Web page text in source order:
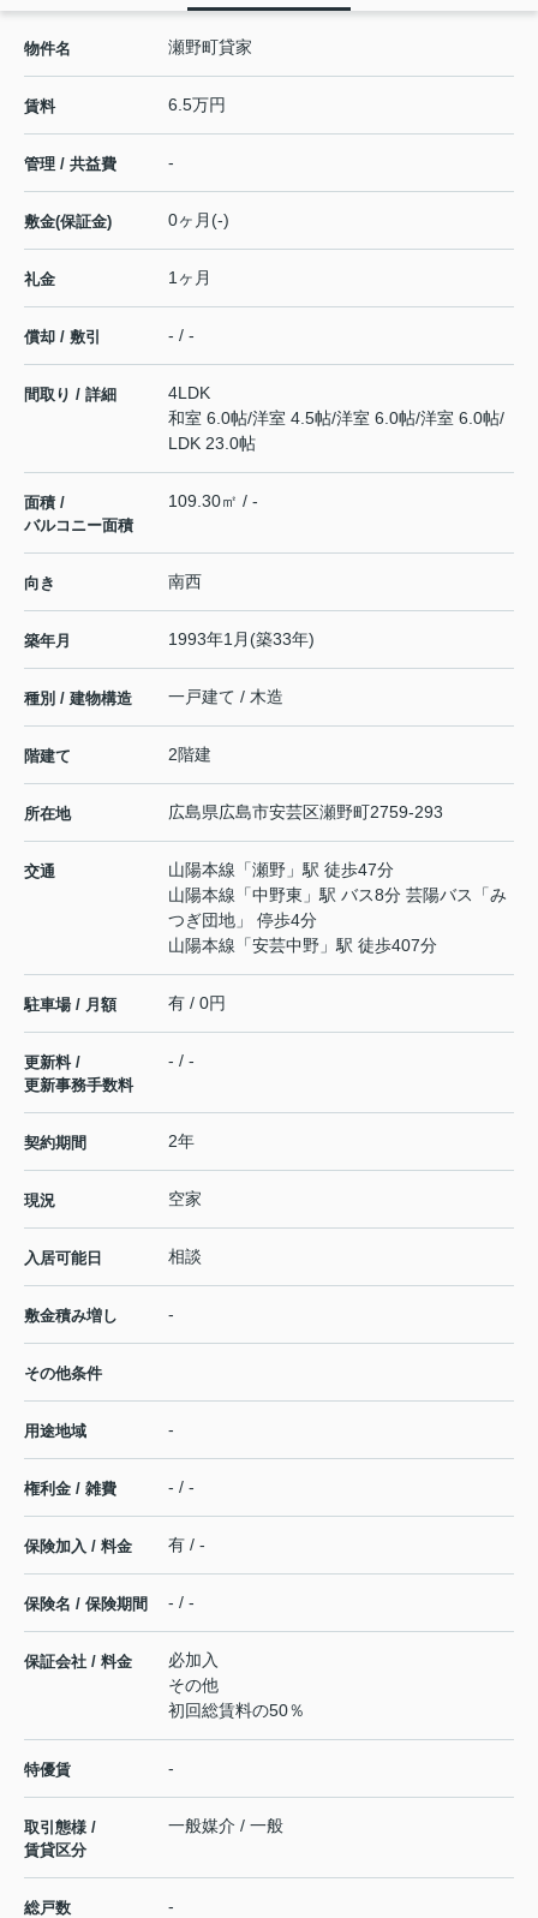
物件名 瀬野町貸家
賃料 6.5万円
管理 / 共益費 -
敷金(保証金) 0ヶ月(-)
礼金 1ヶ月
償却 / 敷引 - / -
間取り / 詳細
4LDK
和室 6.0帖/洋室 4.5帖/洋室 6.0帖/洋室 6.0帖/
LDK 23.0帖
面積 /
バルコニー面積
109.30㎡ / -
向き 南西
築年月 1993年1月(築33年)
種別 / 建物構造 一戸建て / 木造
階建て 2階建
所在地 広島県広島市安芸区瀬野町2759-293
交通 山陽本線 「瀬野 」駅 徒歩47分
山陽本線 「中野東 」駅 バス8分 芸陽バス「み
つぎ団地」 停歩4分
山陽本線 「安芸中野 」駅 徒歩407分
駐車場 / 月額 有 / 0円
更新料 /
更新事務手数料
- / -
契約期間 2年
現況 空家
入居可能日 相談
敷金積み増し -
その他条件
用途地域 -
権利金 / 雑費 - / -
保険加入 / 料金 有 / -
保険名 / 保険期間 - / -
保証会社 / 料金
必加入
その他
初回総賃料の50％
特優賃 -
取引態様 /
賃貸区分
一般媒介 / 一般
総戸数 -